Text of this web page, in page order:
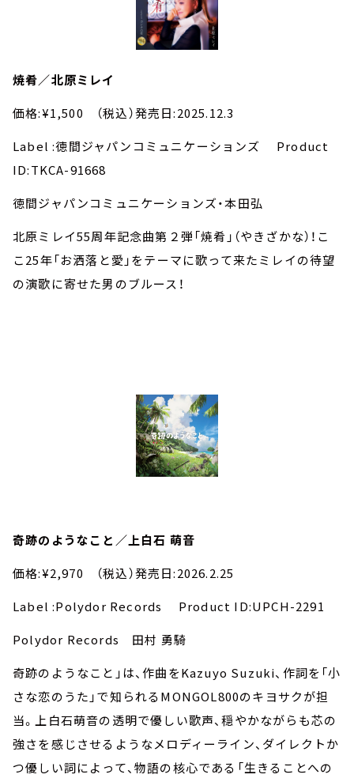
焼肴／北原ミレイ
価格:¥1,500 （税込）発売日:2025.12.3
Label :徳間ジャパンコミュニケーションズ Product
ID:TKCA-91668
徳間ジャパンコミュニケーションズ・本田弘
北原ミレイ55周年記念曲第２弾「焼肴」（やきざかな）！こ
こ25年「お洒落と愛」をテーマに歌って来たミレイの待望
の演歌に寄せた男のブルース！
奇跡のようなこと／上白石 萌音
価格:¥2,970 （税込）発売日:2026.2.25
Label :Polydor Records Product ID:UPCH-2291
Polydor Records 田村 勇騎
奇跡のようなこと」は、作曲をKazuyo Suzuki、作詞を「小
さな恋のうた」で知られるMONGOL800のキヨサクが担
当。上白石萌音の透明で優しい歌声、穏やかながらも芯の
強さを感じさせるようなメロディーライン、ダイレクトか
つ優しい詞によって、物語の核心である「生きることへの